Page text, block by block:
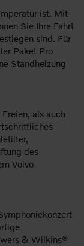
ist. Mit
Sie Ihre Fahrt
sind. Für
Paket Pro
Standheizung
als auch
des
Volvo
& Wilkins®